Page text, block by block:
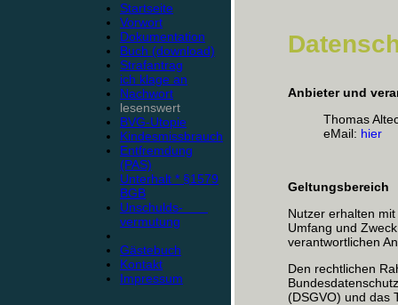
Startseite
Vorwort
Dokumentation
Buch (download)
Strafantrag
ich klage an
Nachwort
lesenswert
BVG-Utopie
Kindesmissbrauch
Entfremdung
(PAS)
Unterhalt * §1579
BGB
Unschulds-
vermutung
Gästebuch
Kontakt
Impressum
Anbieter und
Thomas
eMail: hier
Geltungsbereich
Nutzer erhalten
Umfang und
verantwortlichen
Den rechtlichen
(DSGVO) und das